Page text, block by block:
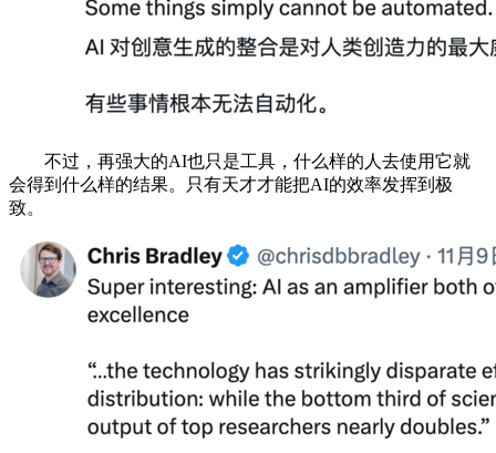
不过，再强大的AI也只是工具，什么样的人去使用它就
会得到什么样的结果。只有天才才能把AI的效率发挥到极
致。